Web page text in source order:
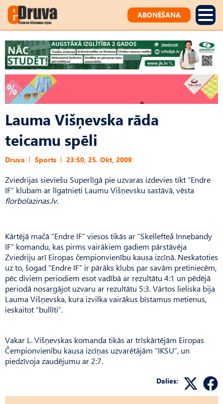
ABONĒŠANA
Lauma Višņevska rāda
teicamu spēli
Druva Sports 23:50, 25. Okt, 2009
Zviedrijas sieviešu Superlīgā pie uzvaras izdevies tikt “Endre
IF” klubam ar līgatnieti Laumu Višņevsku sastāvā, vēsta
florbolazinas.lv.
Kārtējā mačā “Endre IF” viesos tikās ar “Skellefteå Innebandy
IF” komandu, kas pirms vairākiem gadiem pārstāvēja
Zviedriju arī Eiropas čempionvienību kausa izcīņā. Neskatoties
uz to, šogad “Endre IF” ir pārāks klubs par savām pretiniecēm,
pēc diviem periodiem esot vadībā ar rezultātu 4:1 un pēdējā
periodā nosargājot uzvaru ar rezultātu 5:3. Vārtos lieliska bija
Lauma Višņevska, kura izvilka vairākus bīstamus metienus,
ieskaitot “bullīti”.
Vakar L. Višņevskas komanda tikās ar trīskārtējām Eiropas
Čempionvienību kausa izcīņas uzvarētājām “IKSU”, un
piedzīvoja zaudējumu ar 2:7.
Dalies: